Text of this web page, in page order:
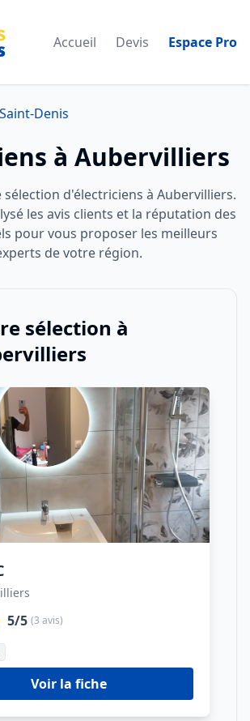
Accueil Devis Espace Pro
Denis
à Aubervilliers
d'électriciens à Aubervilliers.
les avis clients et la réputation des
pour vous proposer les meilleurs
de votre région.
sélection à
5/5 (3 avis)
Voir la fiche